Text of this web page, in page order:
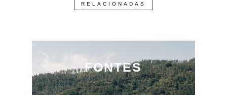
RELACIONADAS
FONTES